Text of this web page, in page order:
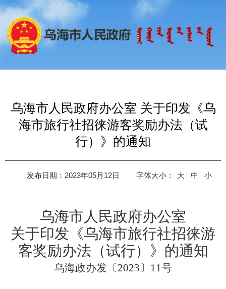
乌海市人民政府办公室 关于印发《乌
海市旅行社招徕游客奖励办法（试
行）》的通知
发布日期：2023年05月12日 字体大小： 大 中 小
乌海市人民政府办公室
关于印发《乌海市旅行社招徕游
客奖励办法（试行） 》的通知
乌海政办发〔2023〕 11号